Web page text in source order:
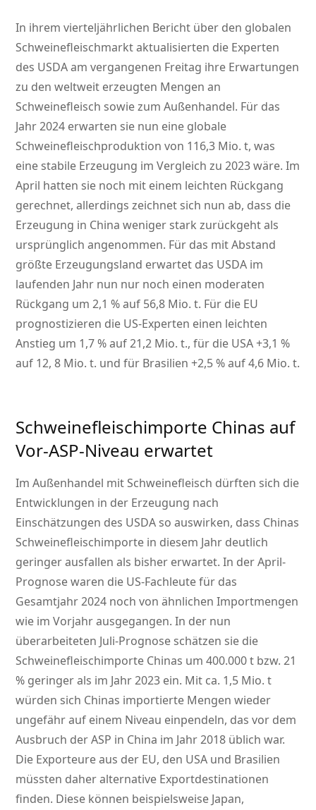
In ihrem vierteljährlichen Bericht über den globalen
Schweinefleischmarkt aktualisierten die Experten
des USDA am vergangenen Freitag ihre Erwartungen
zu den weltweit erzeugten Mengen an
Schweinefleisch sowie zum Außenhandel. Für das
Jahr 2024 erwarten sie nun eine globale
Schweinefleischproduktion von 116,3 Mio. t, was
eine stabile Erzeugung im Vergleich zu 2023 wäre. Im
April hatten sie noch mit einem leichten Rückgang
gerechnet, allerdings zeichnet sich nun ab, dass die
Erzeugung in China weniger stark zurückgeht als
ursprünglich angenommen. Für das mit Abstand
größte Erzeugungsland erwartet das USDA im
laufenden Jahr nun nur noch einen moderaten
Rückgang um 2,1 % auf 56,8 Mio. t. Für die EU
prognostizieren die US-Experten einen leichten
Anstieg um 1,7 % auf 21,2 Mio. t., für die USA +3,1 %
auf 12, 8 Mio. t. und für Brasilien +2,5 % auf 4,6 Mio. t.
Schweinefleischimporte Chinas auf
Vor-ASP-Niveau erwartet
Im Außenhandel mit Schweinefleisch dürften sich die
Entwicklungen in der Erzeugung nach
Einschätzungen des USDA so auswirken, dass Chinas
Schweinefleischimporte in diesem Jahr deutlich
geringer ausfallen als bisher erwartet. In der April-
Prognose waren die US-Fachleute für das
Gesamtjahr 2024 noch von ähnlichen Importmengen
wie im Vorjahr ausgegangen. In der nun
überarbeiteten Juli-Prognose schätzen sie die
Schweinefleischimporte Chinas um 400.000 t bzw. 21
% geringer als im Jahr 2023 ein. Mit ca. 1,5 Mio. t
würden sich Chinas importierte Mengen wieder
ungefähr auf einem Niveau einpendeln, das vor dem
Ausbruch der ASP in China im Jahr 2018 üblich war.
Die Exporteure aus der EU, den USA und Brasilien
müssten daher alternative Exportdestinationen
finden. Diese können beispielsweise Japan,